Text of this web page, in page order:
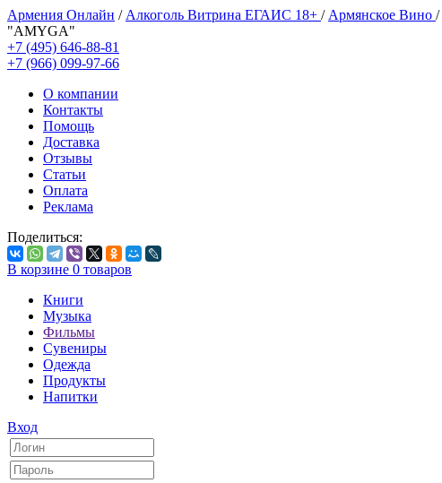
Армения Онлайн / Алкоголь Витрина ЕГАИС 18+ / Армянское Вино /
"AMYGA"
+7 (495) 646-88-81
+7 (966) 099-97-66
О компании
Контакты
Помощь
Доставка
Отзывы
Статьи
Оплата
Реклама
Поделиться:
В корзине 0 товаров
Книги
Музыка
Фильмы
Сувениры
Одежда
Продукты
Напитки
Вход